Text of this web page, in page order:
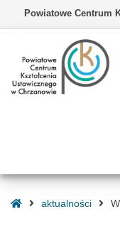
Powiatowe Centrum
Stronaaktualności